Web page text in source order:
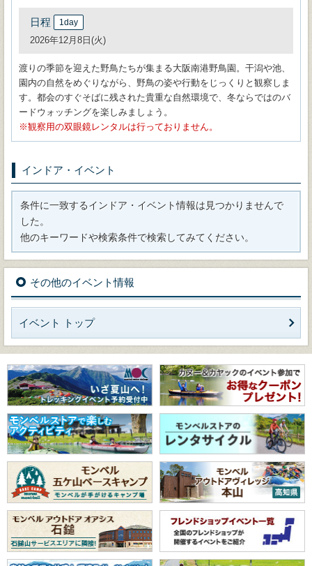
日程 1day
2026年12月8日(火)
渡りの季節を迎えた野鳥たちが集まる大阪南港野鳥園。干潟や池、
園内の自然をめぐりながら、野鳥の姿や行動をじっくりと観察しま
す。都会のすぐそばに残された貴重な自然環境で、冬ならではのバ
ードウォッチングを楽しみましょう。
観察用の双眼鏡レンタルは行っておりません。
インドア・イベント
条件に一致するインドア・イベント情報は見つかりませんで
した。
他のキーワードや検索条件で検索してみてください。
その他のイベント情報
イベント トップ